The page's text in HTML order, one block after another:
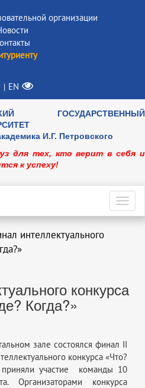
организации
| EN
ГОСУДАРСТВЕННЫЙ
И.Г. Петровского
для тех, кто верит в себя и
к успеху!
интеллектуального
конкурса
Когда?»
зале состоялся финал II
конкурса «Что?
приняли участие команды 10
Организаторами конкурса